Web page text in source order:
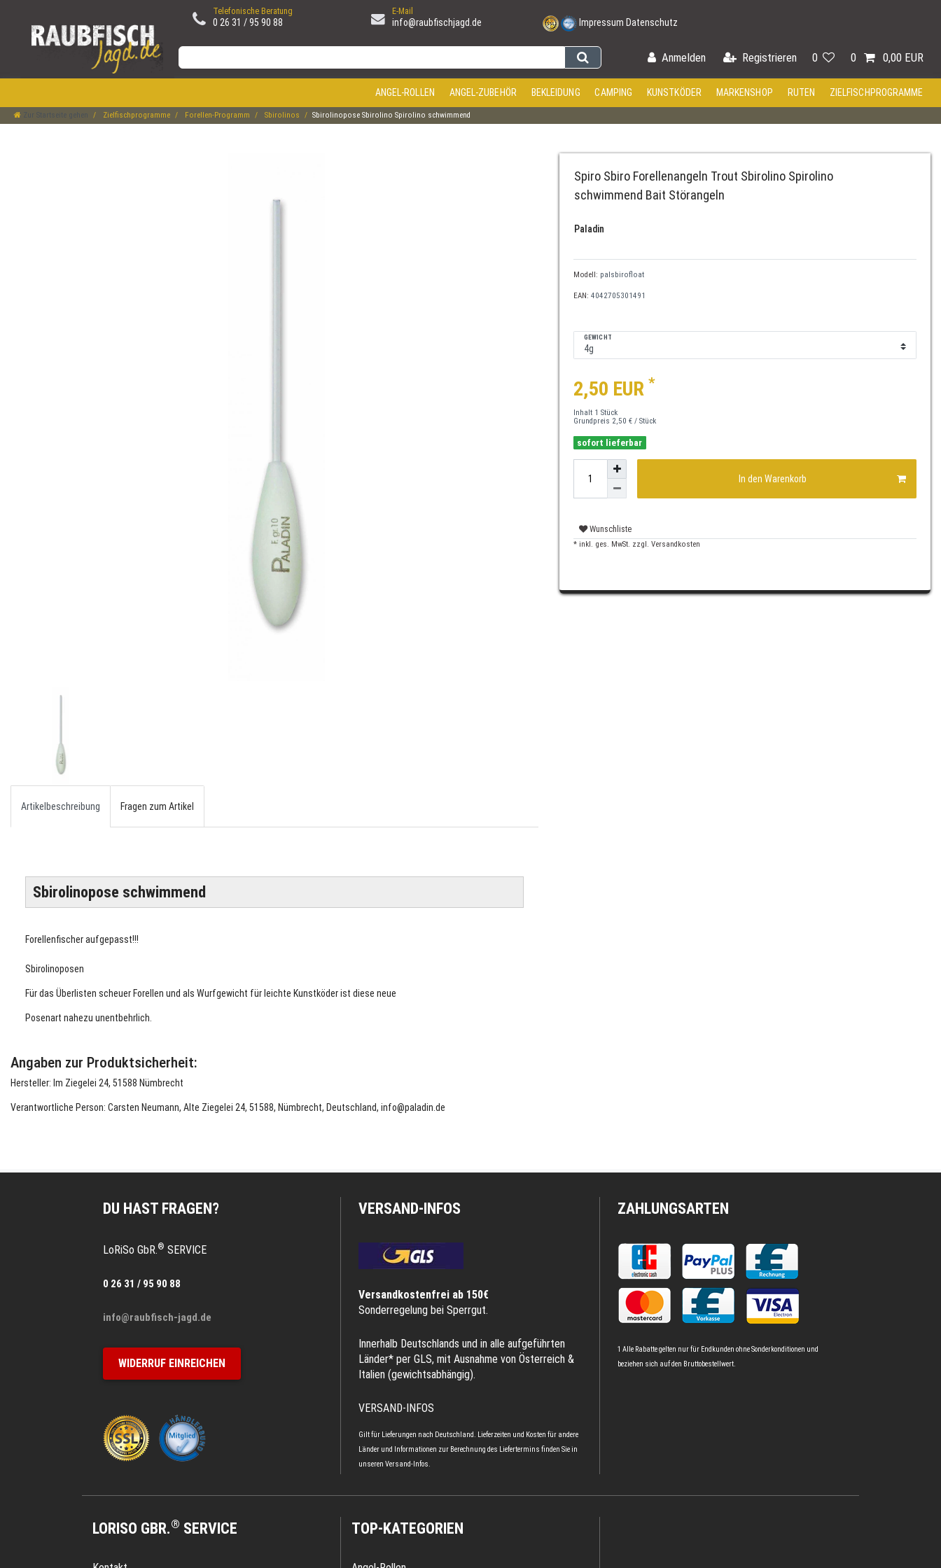
Telefonische Beratung
0 26 31 / 95 90 88
E-Mail
info@raubfischjagd.de Impressum Datenschutz
Anmelden Registrieren 0 0 0,00 EUR
ANGEL-ROLLEN ANGEL-ZUBEHÖR BEKLEIDUNG CAMPING KUNSTKÖDER MARKENSHOP RUTEN ZIELFISCHPROGRAMME
Zur Startseite gehen Zielfischprogramme Forellen-Programm Sbirolinos Sbirolinopose Sbirolino Spirolino schwimmend
Artikelbeschreibung Fragen zum Artikel
Sbirolinopose schwimmend
Forellenfischer aufgepasst!!!
Sbirolinoposen
Für das Überlisten scheuer Forellen und als Wurfgewicht für leichte Kunstköder ist diese neue
Posenart nahezu unentbehrlich.
Angaben zur Produktsicherheit:
Hersteller: Im Ziegelei 24, 51588 Nümbrecht
Verantwortliche Person: Carsten Neumann, Alte Ziegelei 24, 51588, Nümbrecht, Deutschland, info@paladin.de
Spiro Sbiro Forellenangeln Trout Sbirolino Spirolino
schwimmend Bait Störangeln
Paladin
Modell: palsbirofloat
EAN: 4042705301491
GEWICHT
2,50 EUR *
Inhalt 1 Stück
Grundpreis 2,50 € / Stück
sofort lieferbar
In den Warenkorb
Wunschliste
* inkl. ges. MwSt. zzgl. Versandkosten
DU HAST FRAGEN?
LoRiSo GbR.® SERVICE
0 26 31 / 95 90 88
info@raubfisch-jagd.de
WIDERRUF EINREICHEN
VERSAND-INFOS
Versandkostenfrei ab 150€
Sonderregelung bei Sperrgut.
Innerhalb Deutschlands und in alle aufgeführten
Länder* per GLS, mit Ausnahme von Österreich &
Italien (gewichtsabhängig).
VERSAND-INFOS
Gilt für Lieferungen nach Deutschland. Lieferzeiten und Kosten für andere
Länder und Informationen zur Berechnung des Liefertermins finden Sie in
unseren Versand-Infos
ZAHLUNGSARTEN
1 Alle Rabatte gelten nur für Endkunden ohne Sonderkonditionen und
beziehen sich auf den Bruttobestellwert.
LORISO GBR.® SERVICE TOP-KATEGORIEN